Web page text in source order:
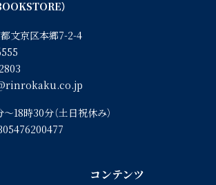
）
文京区本郷7-2-4
rinrokaku.co.jp
18時30分（土日祝休み）
コンテンツ